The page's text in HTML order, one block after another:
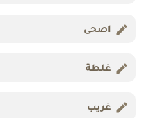
اصحى
غلطة
غريب